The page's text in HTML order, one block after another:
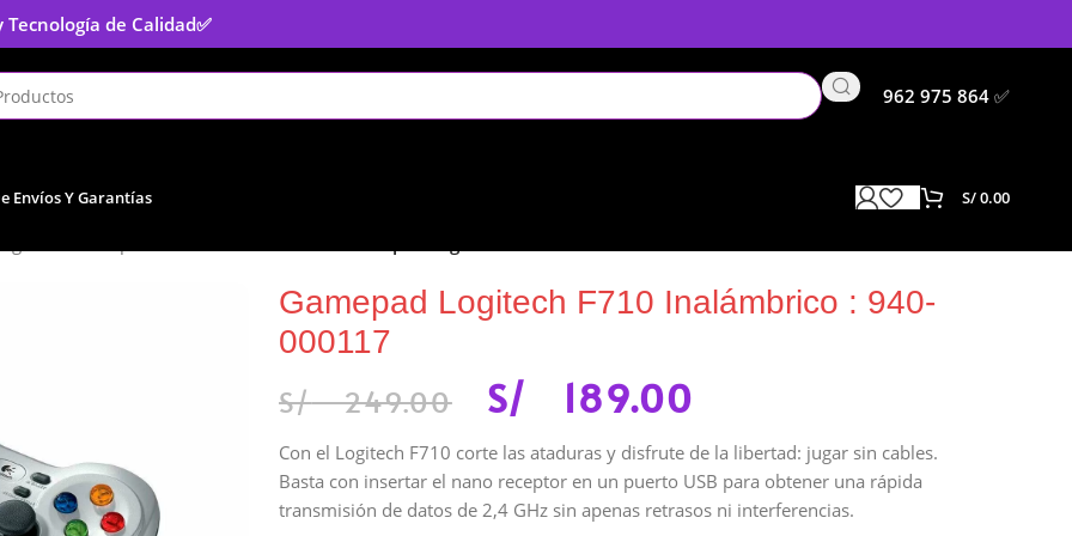
Tecnología de Calidad✅
962 975 864 ✅
Envíos Y Garantías S/0.00
Gamepad Logitech F710 Inalámbrico : 940-
000117
S/249.00 S/ 189.00
Con el Logitech F710 corte las ataduras y disfrute de la libertad: jugar sin cables.
Basta con insertar el nano receptor en un puerto USB para obtener una rápida
transmisión de datos de 2,4 GHz sin apenas retrasos ni interferencias.